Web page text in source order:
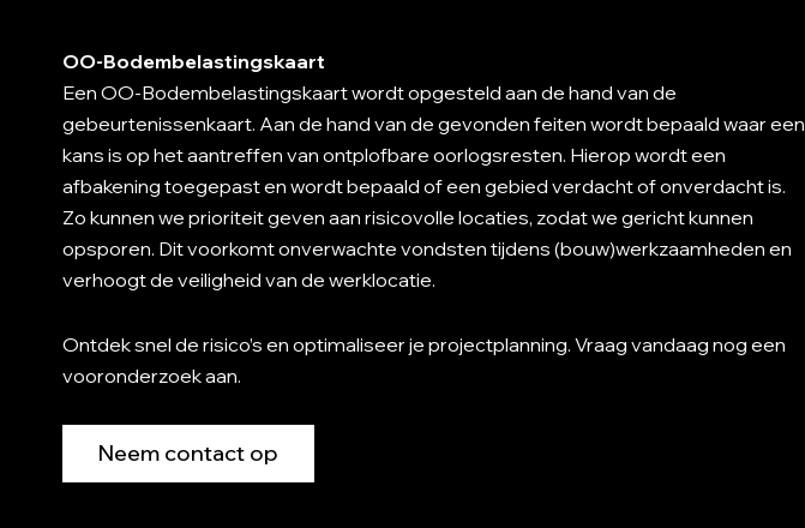
OO-Bodembelastingskaart
Een OO-Bodembelastingskaart wordt opgesteld aan de hand van de
gebeurtenissenkaart. Aan de hand van de gevonden feiten wordt bepaald waar een
kans is op het aantreffen van ontplofbare oorlogsresten. Hierop wordt een
afbakening toegepast en wordt bepaald of een gebied verdacht of onverdacht is.
Zo kunnen we prioriteit geven aan risicovolle locaties, zodat we gericht kunnen
opsporen. Dit voorkomt onverwachte vondsten tijdens (bouw)werkzaamheden en
verhoogt de veiligheid van de werklocatie.
Ontdek snel de risico’s en optimaliseer je projectplanning. Vraag vandaag nog een
vooronderzoek aan.
Neem contact op